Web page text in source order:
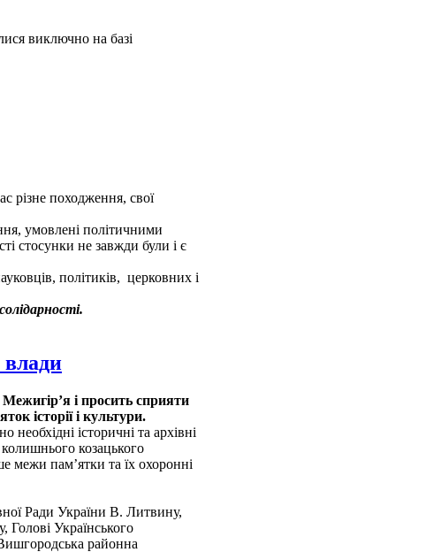
виключно на базі
різне походження, свої
умовлені політичними
стосунки не завжди були і є
політиків, церковних і
влади
і просить сприяти
історії і культури.
історичні та архівні
колишнього козацького
межи пам’ятки та їх охоронні
Ради України В. Литвину,
Українського
районна